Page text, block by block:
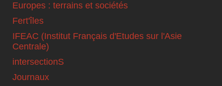
Europes : terrains et sociétés
Fert'îles
IFEAC (Institut Français d'Etudes sur l'Asie
Centrale)
intersectionS
Journaux